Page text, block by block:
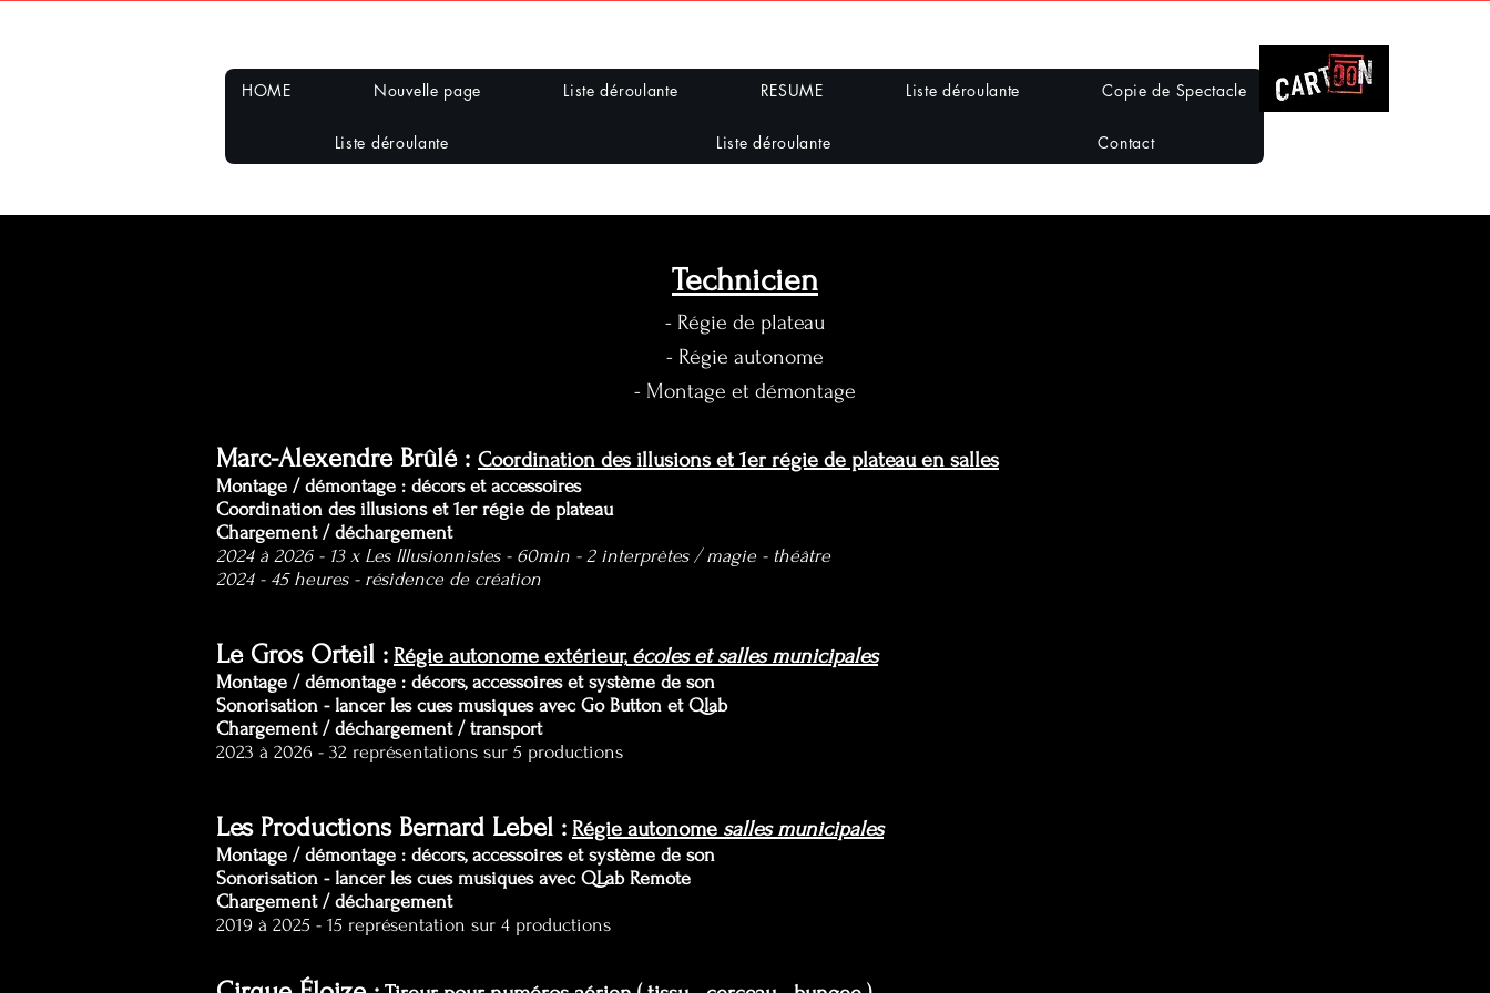
HOME Nouvelle page Liste déroulante RESUME Liste déroulante Copie de Spectacle
Liste déroulante Liste déroulante Contact
Technicien
- Régie de plateau
- Régie autonome
- Montage et démontage
Marc-Alexendre Brûlé : Coordination des illusions et 1er régie de plateau en salles
Montage / démontage : décors et accessoires
Coordination des illusions et 1er régie de plateau
Chargement / déchargement
2024 à 2026 - 13 x Les Illusionnistes - 60min - 2 interprètes / magie - théâtre
2024 - 45 heures - résidence de création
Le Gros Orteil : Régie autonome extérieur,écoles et salles municipales
Montage / démontage : décors, accessoires et système de son
Sonorisation - lancer les cues musiques avec Go Button et Qlab
Chargement / déchargement / transport
2023 à 2026 - 32 représentations sur 5 productions
Les Productions Bernard Lebel : Régie autonome salles municipales
Montage / démontage : décors, accessoires et système de son
Sonorisation - lancer les cues musiques avec QLab Remote
Chargement / déchargement
2019 à 2025 - 15 représentation sur 4 productions